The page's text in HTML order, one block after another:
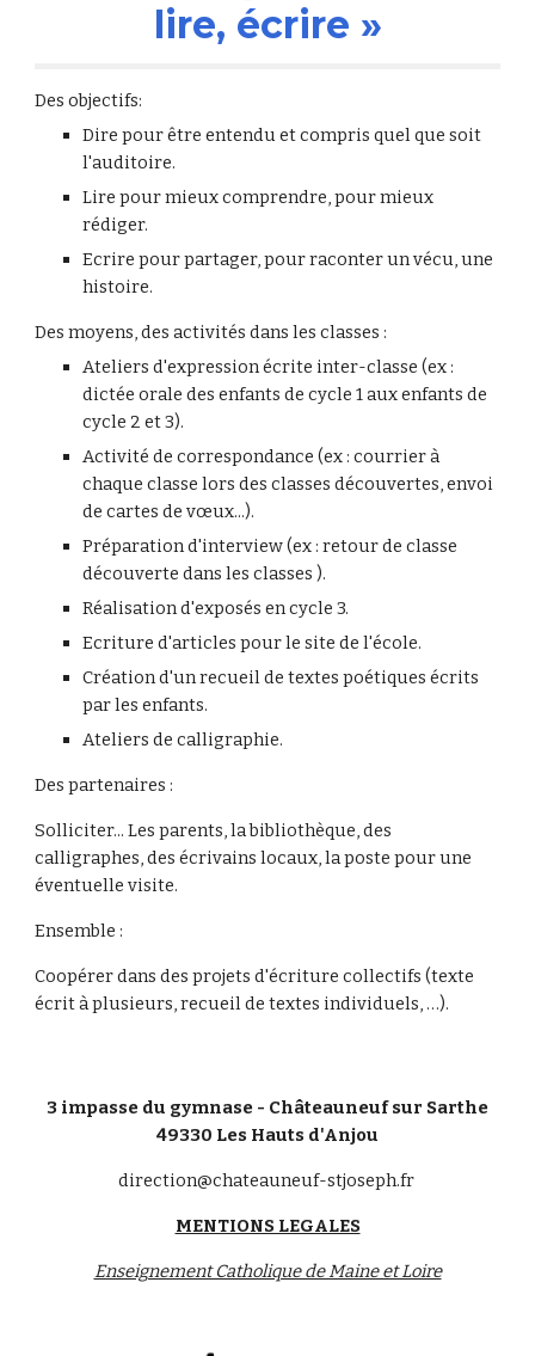
lire, écrire »
Des objectifs:
Dire pour être entendu et compris quel que soit
l'auditoire.
Lire pour mieux comprendre, pour mieux
rédiger.
Ecrire pour partager, pour raconter un vécu, une
histoire.
Des moyens, des activités dans les classes :
Ateliers d'expression écrite inter-classe (ex :
dictée orale des enfants de cycle 1 aux enfants de
cycle 2 et 3).
Activité de correspondance (ex : courrier à
chaque classe lors des classes découvertes, envoi
de cartes de vœux...).
Préparation d'interview (ex : retour de classe
découverte dans les classes ).
Réalisation d'exposés en cycle 3.
Ecriture d'articles pour le site de l'école.
Création d'un recueil de textes poétiques écrits
par les enfants.
Ateliers de calligraphie.
Des partenaires :
Solliciter... Les parents, la bibliothèque, des
calligraphes, des écrivains locaux, la poste pour une
éventuelle visite.
Ensemble :
Coopérer dans des projets d'écriture collectifs (texte
écrit à plusieurs, recueil de textes individuels, …).
3 impasse du gymnase - Châteauneuf sur Sarthe
49330 Les Hauts d'Anjou
direction@chateauneuf-stjoseph.fr
MENTIONS LEGALES
Enseignement Catholique de Maine et Loire